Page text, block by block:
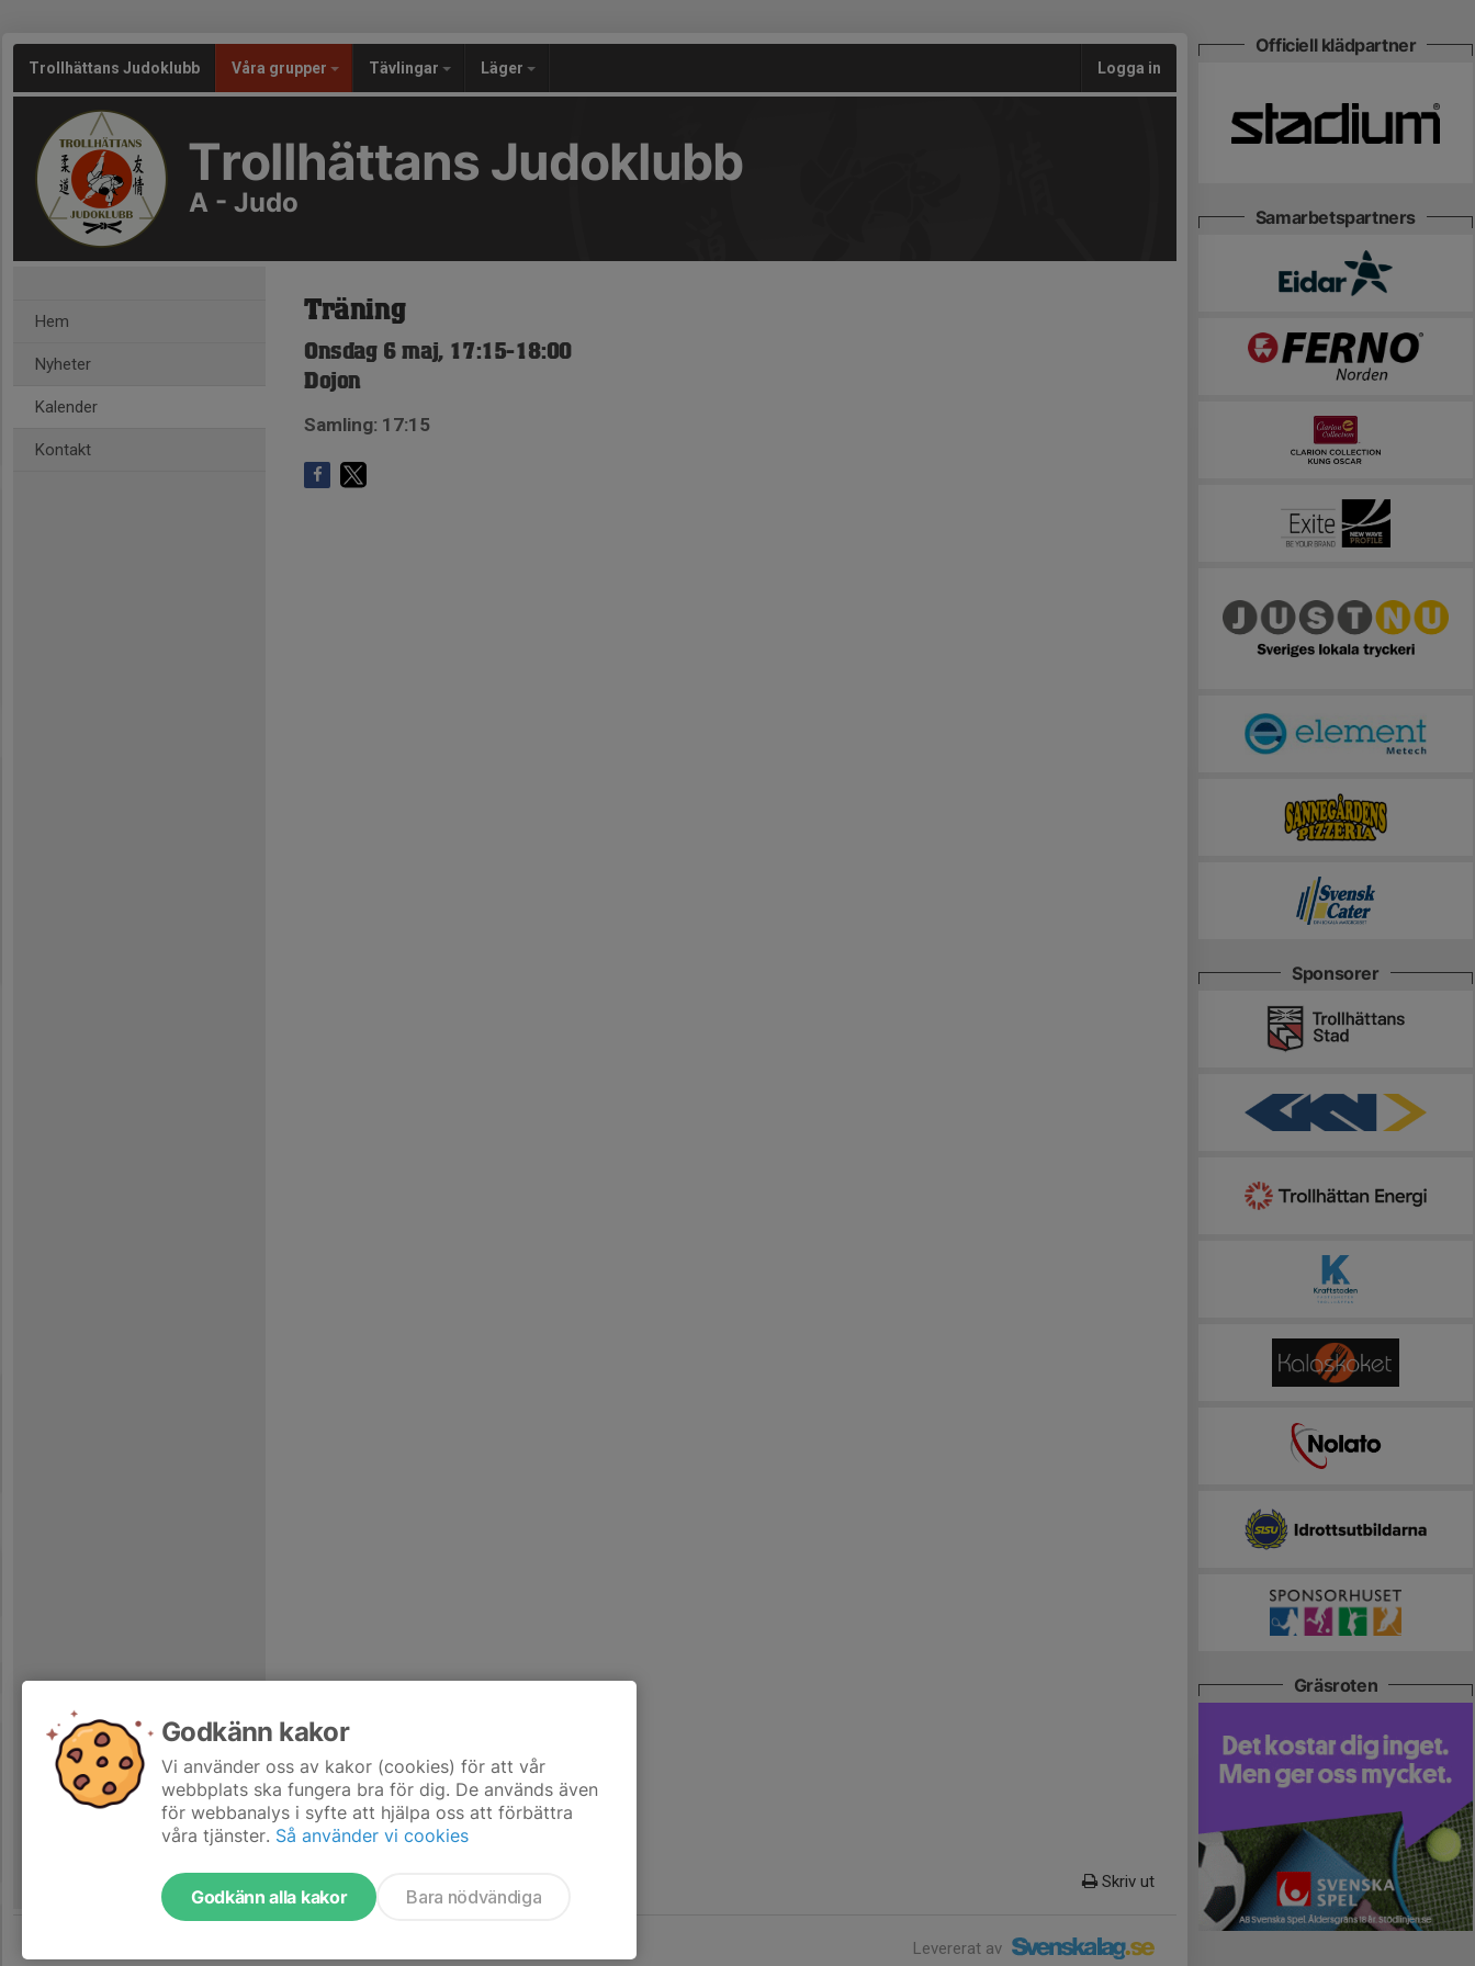
Trollhättans Judoklubb Våra grupper Tävlingar Läger Logga in
Trollhättans Judoklubb
A - Judo
Hem
Nyheter
Kalender
Kontakt
Träning
Onsdag 6 maj, 17:15-18:00
Dojon
Samling: 17:15
Skriv ut
Levererat av
Officiell klädpartner
Samarbetspartners
Sponsorer
Gräsroten
Godkänn kakor
Vi använder oss av kakor (cookies) för att vår
webbplats ska fungera bra för dig. De används även
för webbanalys i syfte att hjälpa oss att förbättra
våra tjänster. Så använder vi cookies
Godkänn alla kakor Bara nödvändiga